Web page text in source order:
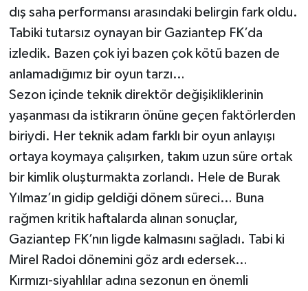
dış saha performansı arasındaki belirgin fark oldu.
Tabiki tutarsız oynayan bir Gaziantep FK’da
izledik. Bazen çok iyi bazen çok kötü bazen de
anlamadığımız bir oyun tarzı…
Sezon içinde teknik direktör değişikliklerinin
yaşanması da istikrarın önüne geçen faktörlerden
biriydi. Her teknik adam farklı bir oyun anlayışı
ortaya koymaya çalışırken, takım uzun süre ortak
bir kimlik oluşturmakta zorlandı. Hele de Burak
Yılmaz’ın gidip geldiği dönem süreci… Buna
rağmen kritik haftalarda alınan sonuçlar,
Gaziantep FK’nın ligde kalmasını sağladı. Tabi ki
Mirel Radoi dönemini göz ardı edersek…
Kırmızı-siyahlılar adına sezonun en önemli
Spor
Teknoloji
Türkiye
Video Haber
Yaşam
Yemek